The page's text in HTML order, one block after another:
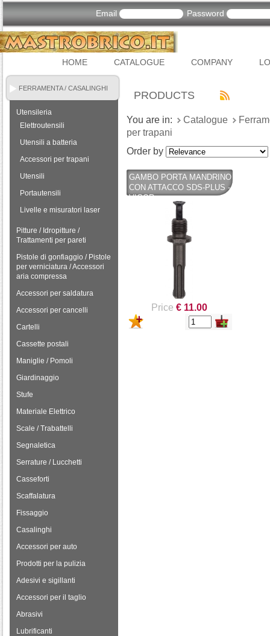
Email Password
HOME CATALOGUE COMPANY
FERRAMENTA / CASALINGHI
Utensileria
Elettroutensili
Utensili a batteria
Accessori per trapani
Utensili
Portautensili
Livelle e misuratori laser
Pitture / Idropitture /
Trattamenti per pareti
Pistole di gonfiaggio / Pistole
per verniciatura / Accessori
aria compressa
Accessori per saldatura
Accessori per cancelli
Cartelli
Cassette postali
Maniglie / Pomoli
Giardinaggio
Stufe
Materiale Elettrico
Scale / Trabattelli
Segnaletica
Serrature / Lucchetti
Casseforti
Scaffalatura
Fissaggio
Casalinghi
Accessori per auto
Prodotti per la pulizia
Adesivi e sigillanti
Accessori per il taglio
Abrasivi
Lubrificanti
PRODUCTS
You are in: Catalogue
per trapani
Order by
GAMBO PORTA MANDRINO
CON ATTACCO SDS-PLUS -
VIGOR
Price € 11.00